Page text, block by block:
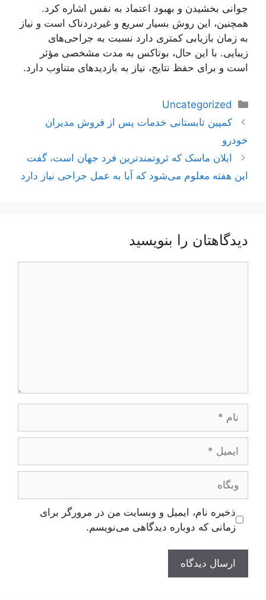
جوانی بخشیدن و بهبود اعتماد به نفس اشاره کرد.
همچنین، این روش بسیار سریع و غیردردناک است و نیاز
به زمان بازیابی کمتری دارد نسبت به جراحی‌های
زیبایی. با این حال، بوتاکس به مدت مشخصی مؤثر
است و برای حفظ نتایج، نیاز به بازدیدهای متناوب دارد.
دسته‌ها
Uncategorized
ناوبریکمپین تابستانی خدمات پس از فروش مدیران
خودرو
ایلان ماسک که ثروتمندترین فرد جهان است، گفت
این هفته معلوم می‌شود که آیا به عمل جراحی نیاز دارد
دیدگاهتان را بنویسید
وبگاه
ذخیره نام، ایمیل و وبسایت من در مرورگر برای
زمانی که دوباره دیدگاهی می‌نویسم.